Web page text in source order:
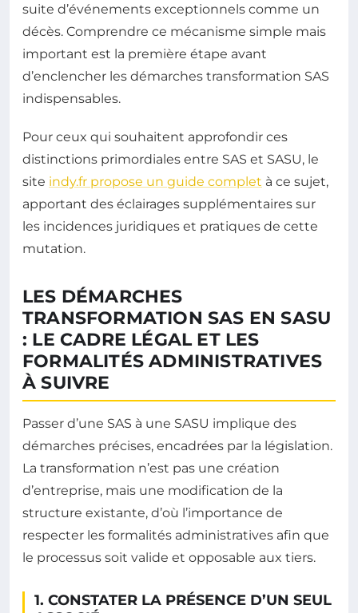
suite d’événements exceptionnels comme un
décès. Comprendre ce mécanisme simple mais
important est la première étape avant
d’enclencher les démarches transformation SAS
indispensables.
Pour ceux qui souhaitent approfondir ces
distinctions primordiales entre SAS et SASU, le
site indy.fr propose un guide complet à ce sujet,
apportant des éclairages supplémentaires sur
les incidences juridiques et pratiques de cette
mutation.
LES DÉMARCHES
TRANSFORMATION SAS EN SASU
: LE CADRE LÉGAL ET LES
FORMALITÉS ADMINISTRATIVES
À SUIVRE
Passer d’une SAS à une SASU implique des
démarches précises, encadrées par la législation.
La transformation n’est pas une création
d’entreprise, mais une modification de la
structure existante, d’où l’importance de
respecter les formalités administratives afin que
le processus soit valide et opposable aux tiers.
1. CONSTATER LA PRÉSENCE D’UN SEUL